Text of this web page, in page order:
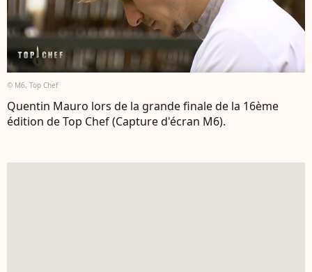
© M6, Top Chef
Quentin Mauro lors de la grande finale de la 16ème
édition de Top Chef (Capture d'écran M6).